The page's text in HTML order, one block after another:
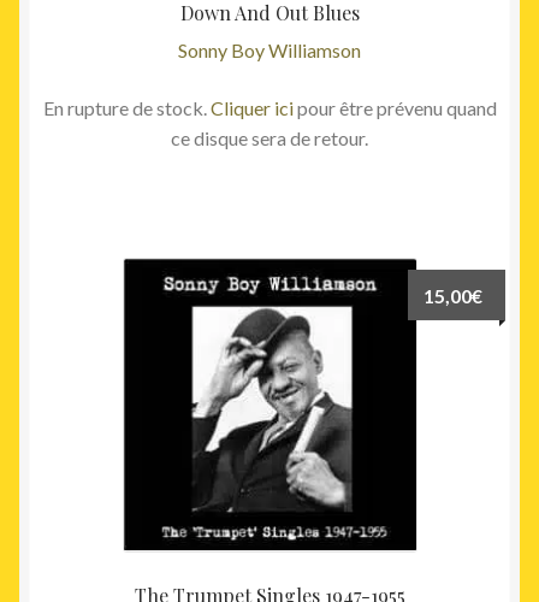
Down And Out Blues
Sonny Boy Williamson
En rupture de stock. Cliquer icipour être prévenu quand
ce disque sera de retour.
The Trumpet Singles 1947-1955
15,00€